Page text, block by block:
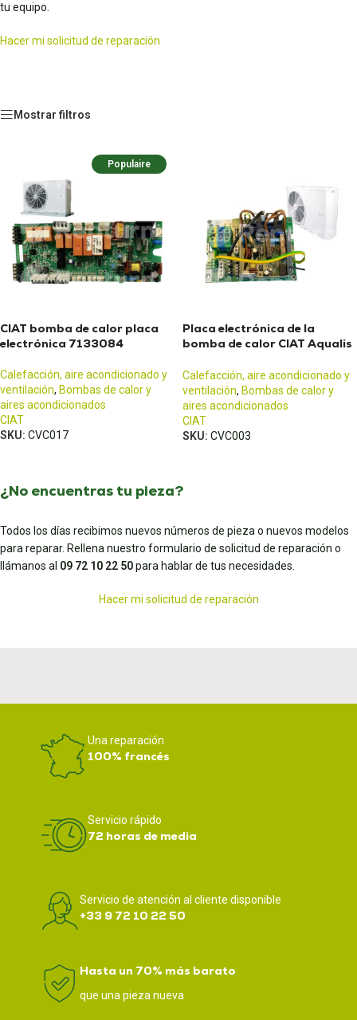
tu equipo.
Hacer mi solicitud de reparación
Mostrar filtros
Populaire
CIAT bomba de calor placa
electrónica 7133084
Calefacción, aire acondicionado y
ventilación, Bombas de calor y
aires acondicionados
CIAT
SKU: CVC017
Placa electrónica de la
bomba de calor CIAT Aqualis
Calefacción, aire acondicionado y
ventilación, Bombas de calor y
aires acondicionados
CIAT
SKU: CVC003
¿No encuentras tu pieza?
Todos los días recibimos nuevos números de pieza o nuevos modelos
para reparar. Rellena nuestro formulario de solicitud de reparación o
llámanos al 09 72 10 22 50para hablar de tus necesidades.
Hacer mi solicitud de reparación
Una reparación
100% francés
Servicio rápido
72 horas de media
Servicio de atención al cliente disponible
+33 9 72 10 22 50
Hasta un 70% más barato
que una pieza nueva